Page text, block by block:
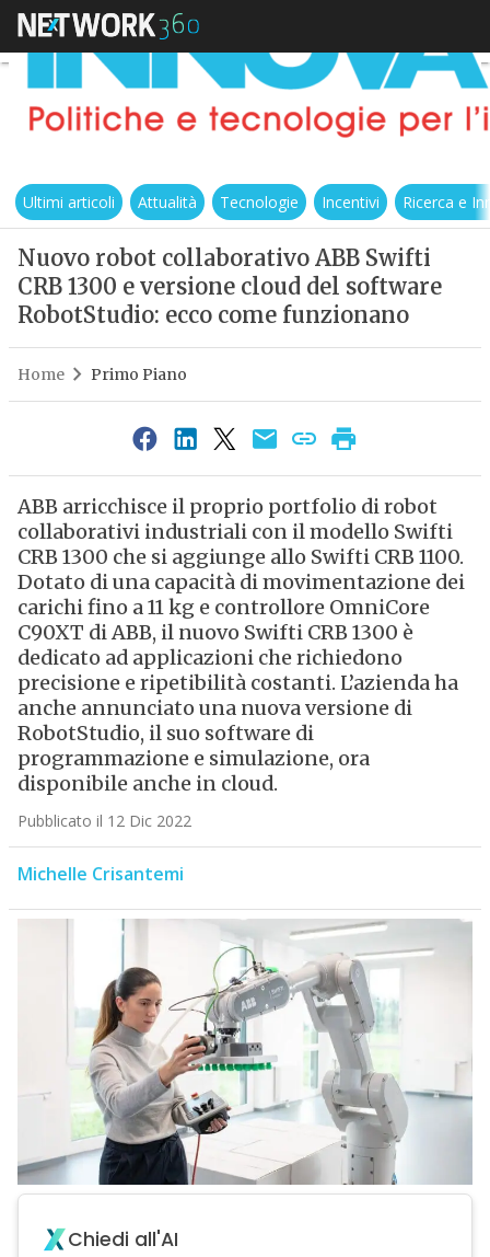
Ultimi articoli Attualità Tecnologie Incentivi Ricerca e
Nuovo robot collaborativo ABB Swifti
CRB 1300 e versione cloud del software
RobotStudio: ecco come funzionano
Home Primo Piano
ABB arricchisce il proprio portfolio di robot
collaborativi industriali con il modello Swifti
CRB 1300 che si aggiunge allo Swifti CRB 1100.
Dotato di una capacità di movimentazione dei
carichi fino a 11 kg e controllore OmniCore
C90XT di ABB, il nuovo Swifti CRB 1300 è
dedicato ad applicazioni che richiedono
precisione e ripetibilità costanti. L’azienda ha
anche annunciato una nuova versione di
RobotStudio, il suo software di
programmazione e simulazione, ora
disponibile anche in cloud.
Pubblicato il 12 Dic 2022
Michelle Crisantemi
Chiedi all'AI